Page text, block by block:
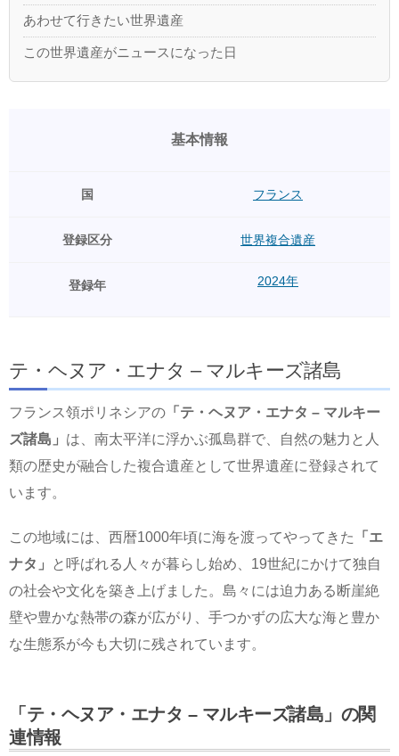
あわせて行きたい世界遺産
この世界遺産がニュースになった日
基本情報
国 フランス
登録区分 世界複合遺産
登録年 2024年
テ・ヘヌア・エナタ – マルキーズ諸島
フランス領ポリネシアの 「テ・ヘヌア・エナタ – マルキー
ズ諸島」 は、南太平洋に浮かぶ孤島群で、自然の魅力と人
類の歴史が融合した複合遺産として世界遺産に登録されて
います。
この地域には、西暦1000年頃に海を渡ってやってきた
「エ
ナタ」
と呼ばれる人々が暮らし始め、19世紀にかけて独自
の社会や文化を築き上げました。島々には迫力ある断崖絶
壁や豊かな熱帯の森が広がり、手つかずの広大な海と豊か
な生態系が今も大切に残されています。
「テ・ヘヌア・エナタ – マルキーズ諸島」の関
連情報